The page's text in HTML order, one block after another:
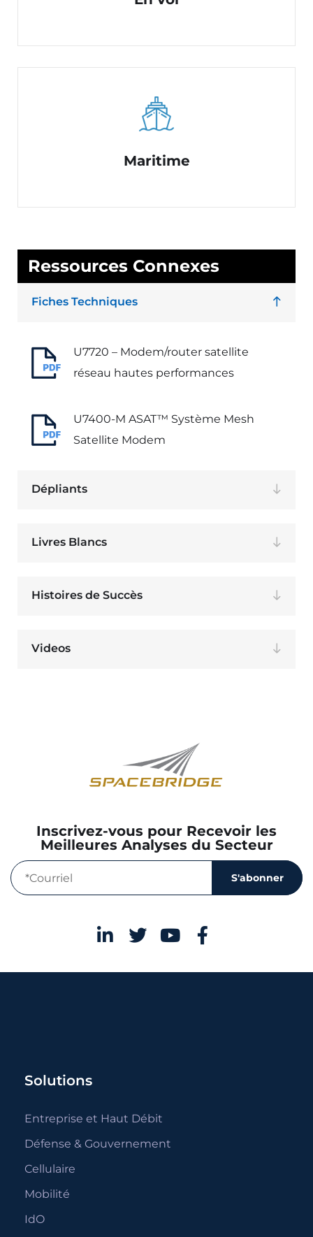
Maritime
Ressources Connexes
Fiches Techniques
U7720 – Modem/router satellite
réseau hautes performances
U7400-M ASAT™ Système Mesh
Satellite Modem
Dépliants
Livres Blancs
Histoires de Succès
Videos
Inscrivez-vous pour Recevoir les
Meilleures Analyses du Secteur
S'abonner
Solutions
Entreprise et Haut Débit
Défense & Gouvernement
Cellulaire
Mobilité
IdO